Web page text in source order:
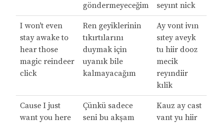
göndermeyeceğim
seyınt nick
I won't even
stay awake to
hear those
magic reindeer
click
Ren geyiklerinin
tıkırtılarını
duymak için
uyanık bile
kalmayacağım
Ay vont ivın
sıtey aveyk
tu hiir dooz
mecik
reyındiir
kılik
Cause I just
want you here
Çünkü sadece
seni bu akşam
Kauz ay cast
vant yu hiir